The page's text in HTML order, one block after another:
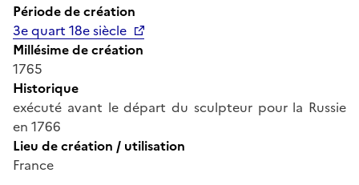
Période de création
3e quart 18e siècle
Millésime de création
1765
Historique
exécuté avant le départ du sculpteur pour la Russie
en 1766
Lieu de création / utilisation
France